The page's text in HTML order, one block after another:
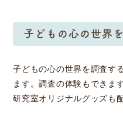
子どもの心の世界
子どもの心の世界を調査す
ます。調査の体験もできま
研究室オリジナルグッズも